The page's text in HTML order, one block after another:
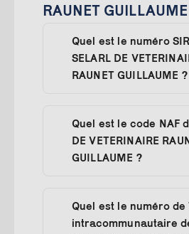
RAUNET GUILLAUME
Quel est le numéro
SELARL DE
RAUNET GUILLAUME ?
Quel est le code NAF
DE VETERINAIRE
GUILLAUME ?
Quel est le numéro de
intracommunautaire